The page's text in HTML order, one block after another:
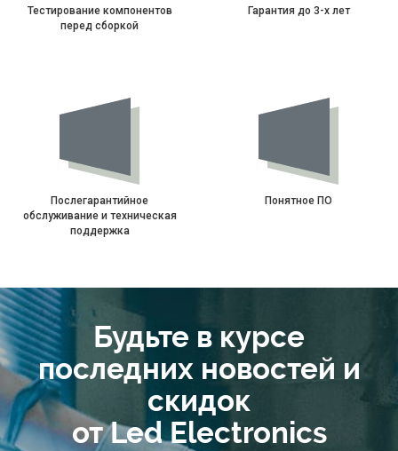
Тестирование компонентов
перед сборкой
Гарантия до 3-х лет
Послегарантийное
обслуживание и техническая
поддержка
Понятное ПО
Будьте в курсе
последних новостей и
скидок
от Led Electronics